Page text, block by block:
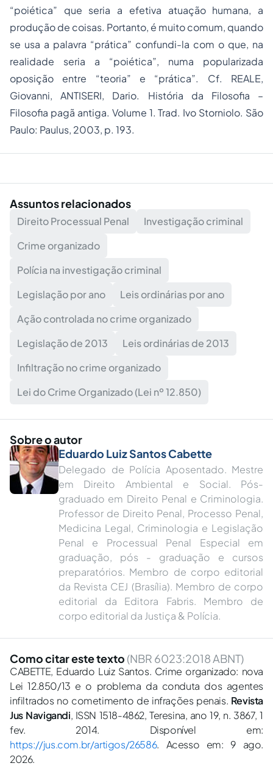
“poiética” que seria a efetiva atuação humana, a
produção de coisas. Portanto, é muito comum, quando
se usa a palavra “prática” confundi-la com o que, na
realidade seria a “poiética”, numa popularizada
oposição entre “teoria” e “prática”. Cf. REALE,
Giovanni, ANTISERI, Dario. História da Filosofia –
Filosofia pagã antiga. Volume 1. Trad. Ivo Storniolo. São
Paulo: Paulus, 2003, p. 193.
Assuntos relacionados
Direito Processual Penal
Investigação criminal
Crime organizado
Polícia na investigação criminal
Legislação por ano
Leis ordinárias por ano
Ação controlada no crime organizado
Legislação de 2013
Leis ordinárias de 2013
Infiltração no crime organizado
Lei do Crime Organizado (Lei nº 12.850)
Sobre o autor
Eduardo Luiz Santos Cabette
Delegado de Polícia Aposentado. Mestre
em Direito Ambiental e Social. Pós-
graduado em Direito Penal e Criminologia.
Professor de Direito Penal, Processo Penal,
Medicina Legal, Criminologia e Legislação
Penal e Processual Penal Especial em
graduação, pós - graduação e cursos
preparatórios. Membro de corpo editorial
da Revista CEJ (Brasília). Membro de corpo
editorial da Editora Fabris. Membro de
corpo editorial da Justiça & Polícia.
Como citar este texto (NBR 6023:2018 ABNT)
CABETTE, Eduardo Luiz Santos. Crime organizado: nova
Lei 12.850/13 e o problema da conduta dos agentes
infiltrados no cometimento de infrações penais. Revista
Jus Navigandi, ISSN 1518-4862, Teresina, ano 19, n. 3867, 1
fev. 2014. Disponível em:
https://jus.com.br/artigos/26586. Acesso em: 9 ago.
2026.